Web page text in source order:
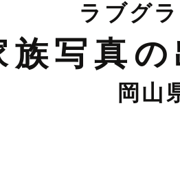
ラブグ
族写真
岡山